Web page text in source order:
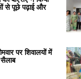
से पूछे पढ़ाई और
पर शिवालयों में